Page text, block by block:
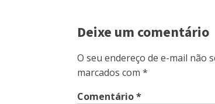
Deixe um comentário
O seu endereço de e-mail não
marcados com *
Comentário*